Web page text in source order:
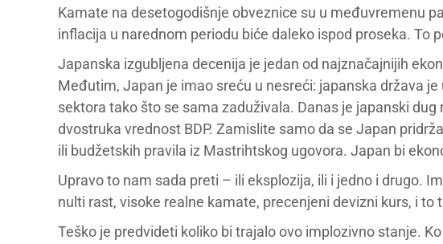
Kamate na desetogodišnje obveznice su u međuvremenu
inflacija u narednom periodu biće daleko ispod proseka. To
Japanska izgubljena decenija je jedan od najznačajnijih
Međutim, Japan je imao sreću u nesreći: japanska država
sektora tako što se sama zaduživala. Danas je japanski
dvostruka vrednost BDP. Zamislite samo da se Japan
ili budžetskih pravila iz Mastrihtskog ugovora. Japan bi
Upravo to nam sada preti – ili eksplozija, ili i jedno i drugo.
nulti rast, visoke realne kamate, precenjeni devizni kurs, i to
Teško je predvideti koliko bi trajalo ovo implozivno stanje.